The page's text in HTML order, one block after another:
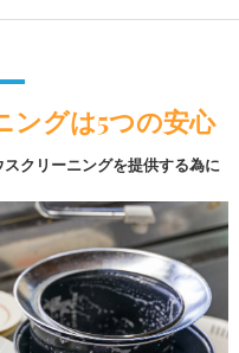
グは5つの安心
クリーニングを提供する為に